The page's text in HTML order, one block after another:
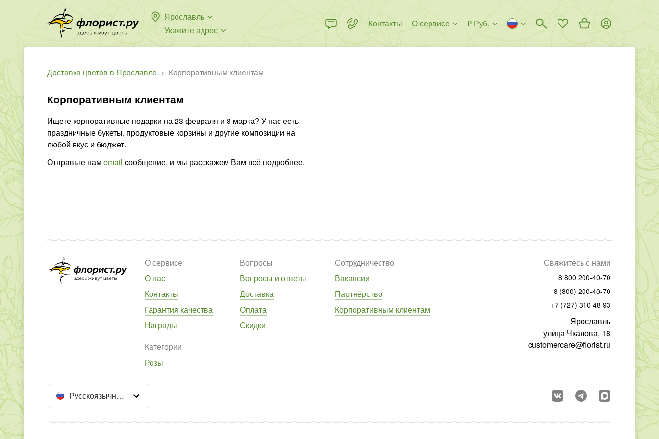
Ярославль
Укажите адрес
Контакты О сервисе ₽ Руб.
Доставка цветов в Ярославле Корпоративным клиентам
Корпоративным клиентам
Ищете корпоративные подарки на 23 февраля и 8 марта? У нас есть
праздничные букеты, продуктовые корзины и другие композиции на
любой вкус и бюджет.
Отправьте нам email сообщение, и мы расскажем Вам всё подробнее.
О сервисе
О нас
Контакты
Гарантия качества
Награды
Вопросы
Вопросы и ответы
Доставка
Оплата
Скидки
Сотрудничество
Вакансии
Партнёрство
Корпоративным клиентам
Категории
Розы
Свяжитесь с нами
8 800 200-40-70
8 (800) 200-40-70
+7 (727) 310 48 93
Ярославль
улица Чкалова, 18
customercare@florist.ru
Русскоязычный сайт